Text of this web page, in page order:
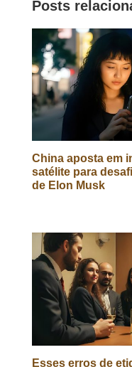
Posts
China aposta em
satélite para
de Elon Musk
Esses erros de